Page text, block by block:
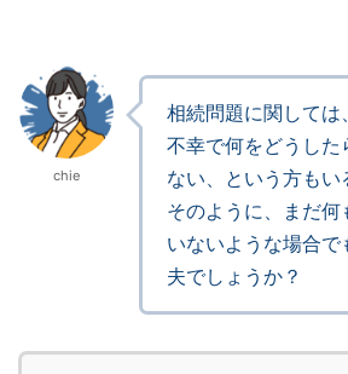
chie
相続問題に関して
不幸で何をどうした
ない、という方もい
そのように、まだ何
いないような場合
夫でしょうか？